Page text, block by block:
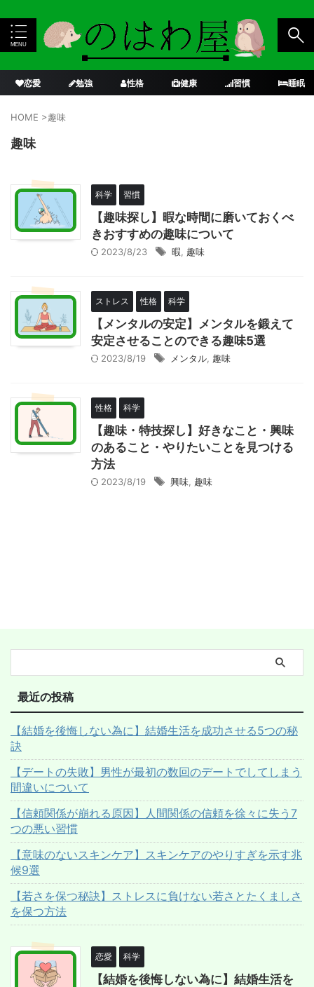
恋愛 勉強 性格 健康 習慣 睡眠
HOME >趣味
趣味
科学 習慣
【趣味探し】暇な時間に磨いておくべ
きおすすめの趣味について
2023/8/23 暇 趣味
ストレス 性格 科学
【メンタルの安定】メンタルを鍛えて
安定させることのできる趣味5選
2023/8/19 メンタル 趣味
性格 科学
【趣味・特技探し】好きなこと・興味
のあること・やりたいことを見つける
方法
2023/8/19 興味 趣味
最近の投稿
【結婚を後悔しない為に】結婚生活を成功させる5つの秘
訣
【デートの失敗】男性が最初の数回のデートでしてしまう
間違いについて
【信頼関係が崩れる原因】人間関係の信頼を徐々に失う7
つの悪い習慣
【意味のないスキンケア】スキンケアのやりすぎを示す兆
候9選
【若さを保つ秘訣】ストレスに負けない若さとたくましさ
を保つ方法
恋愛 科学
【結婚を後悔しない為に】結婚生活を